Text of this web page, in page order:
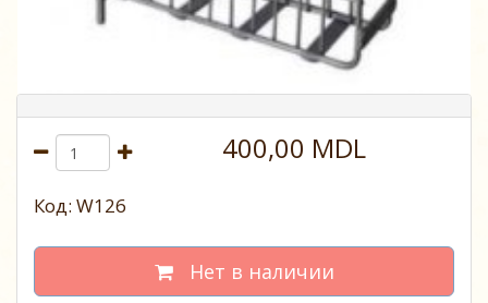
400,00 MDL
Код: W126
Нет в наличии